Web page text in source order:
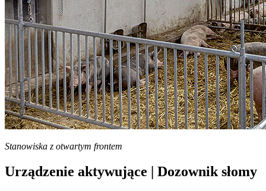
Stanowiska z otwartym frontem
Urządzenie aktywujące | Dozownik słomy